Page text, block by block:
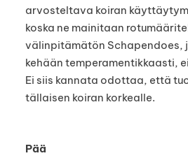
arvosteltava koiran
koska ne mainitaan
välinpitämätön Schapendoes,
kehään temperamentikkaasti,
Ei siis kannata odottaa, että
tällaisen koiran korkealle.
Pää